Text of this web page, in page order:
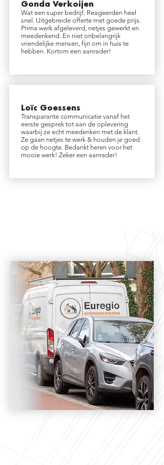
Gonda Verkoijen
Wat een super bedrijf. Reageerden heel
snel. Uitgebreide offerte met goede prijs.
Prima werk afgeleverd, netjes gewerkt en
meedenkend. En niet onbelangrijk
vriendelijke mensen, fijn om in huis te
hebben. Kortom een aanrader!
Loïc Goessens
Transparante communicatie vanaf het
eerste gesprek tot aan de oplevering
waarbij ze echt meedenken met de klant.
Ze gaan netjes te werk & houden je goed
op de hoogte. Bedankt heren voor het
mooie werk! Zeker een aanrader!